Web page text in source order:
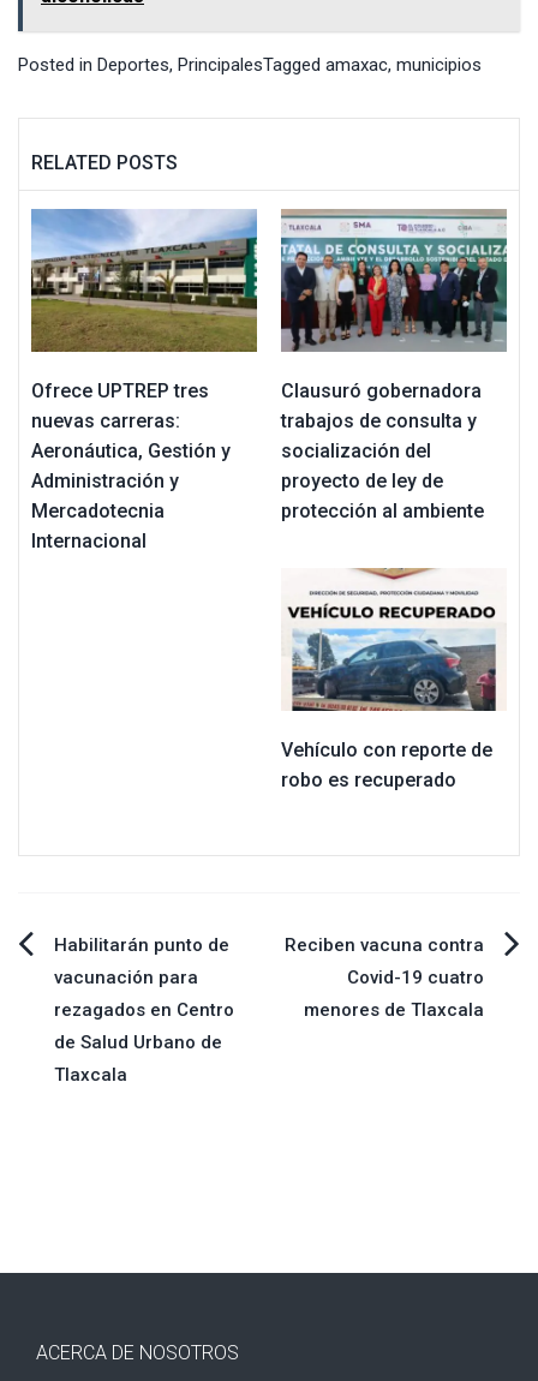
Posted in Deportes, PrincipalesTagged amaxac, municipios
RELATED POSTS
Ofrece UPTREP tres
nuevas carreras:
Aeronáutica, Gestión y
Administración y
Mercadotecnia
Internacional
Clausuró gobernadora
trabajos de consulta y
socialización del
proyecto de ley de
protección al ambiente
Vehículo con reporte de
robo es recuperado
Navegación
de
entradas
Habilitarán punto de
vacunación para
rezagados en Centro
de Salud Urbano de
Tlaxcala
Reciben vacuna contra
Covid-19 cuatro
menores de Tlaxcala
ACERCA DE NOSOTROS